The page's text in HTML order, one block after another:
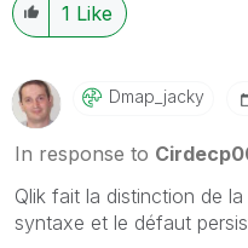
1 Like
Dmap_jacky
In response to
Qlik fait la distinction de
syntaxe et le défaut